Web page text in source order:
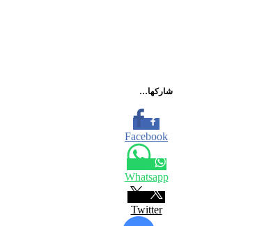
شاركها…
Facebook
Whatsapp
Twitter